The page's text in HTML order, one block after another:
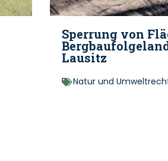
Sperrung von
Lausitz
Natur und